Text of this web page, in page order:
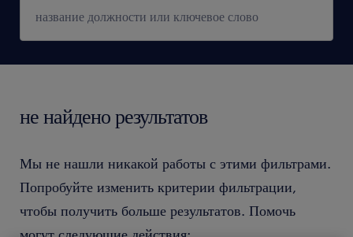
не найдено результатов
Мы не нашли никакой работы с этими фильтрами.
Попробуйте изменить критерии фильтрации,
чтобы получить больше результатов. Помочь